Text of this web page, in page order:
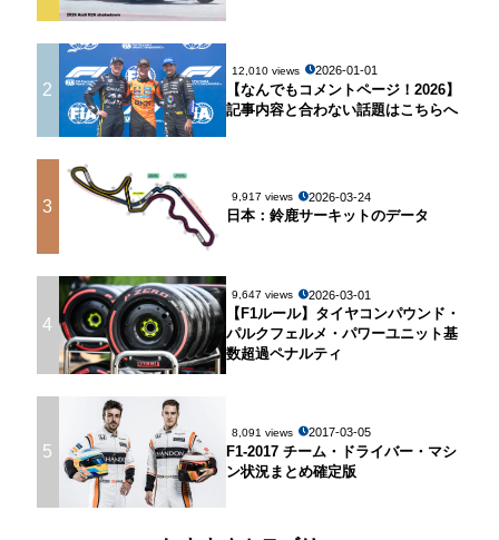
2
12,010 views 2026-01-01
【なんでもコメントページ！2026】
記事内容と合わない話題はこちらへ
3 9,917 views 2026-03-24
日本：鈴鹿サーキットのデータ
4
9,647 views 2026-03-01
【F1ルール】タイヤコンパウンド・
パルクフェルメ・パワーユニット基
数超過ペナルティ
5
8,091 views 2017-03-05
F1-2017 チーム・ドライバー・マシ
ン状況まとめ確定版